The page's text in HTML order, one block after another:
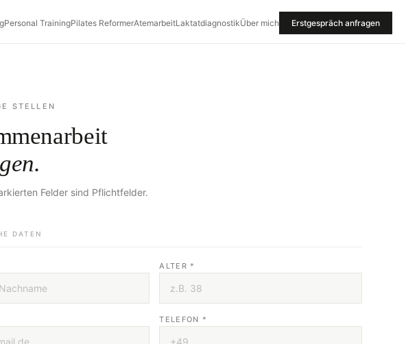
Personal TrainingPilates ReformerAtemarbeitLaktatdiagnostikÜber mich Erstgespräch anfragen
STELLEN
Felder sind Pflichtfelder.
DATEN
ALTER *
TELEFON *